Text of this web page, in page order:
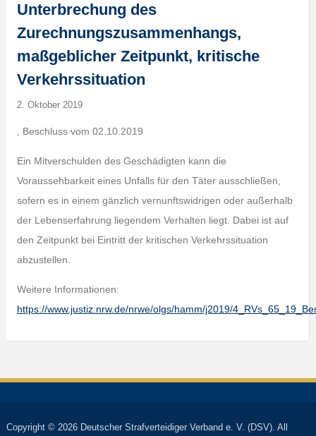
Unterbrechung des
Zurechnungszusammenhangs,
maßgeblicher Zeitpunkt, kritische
Verkehrssituation
2. Oktober 2019
, Beschluss vom 02.10.2019
Ein Mitverschulden des Geschädigten kann die
Voraussehbarkeit eines Unfalls für den Täter ausschließen,
sofern es in einem gänzlich vernunftswidrigen oder außerhalb
der Lebenserfahrung liegendem Verhalten liegt. Dabei ist auf
den Zeitpunkt bei Eintritt der kritischen Verkehrssituation
abzustellen.
Weitere Informationen:
https://www.justiz.nrw.de/nrwe/olgs/hamm/j2019/
Copyright © 2026 Deutscher Strafverteidiger Verband e. V. (DSV). All